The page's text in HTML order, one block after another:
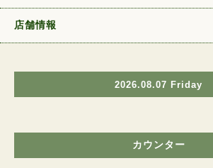
店舗情報
2026.08.07 Friday
カウンター